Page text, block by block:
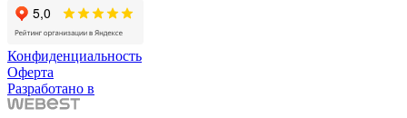
Конфиденциальность
Оферта
Разработано в